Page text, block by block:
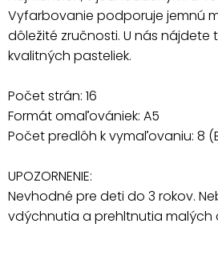
Vyfarbovanie podporuje jemnú
dôležité zručnosti. U nás nájdete
kvalitných pasteliek.
Počet strán: 16
Formát omaľovániek: A5
Počet predlôh k vymaľovaniu: 8
UPOZORNENIE:
Nevhodné pre deti do 3 rokov.
vdýchnutia a prehltnutia malých